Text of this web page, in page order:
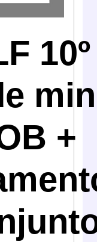
10º
+